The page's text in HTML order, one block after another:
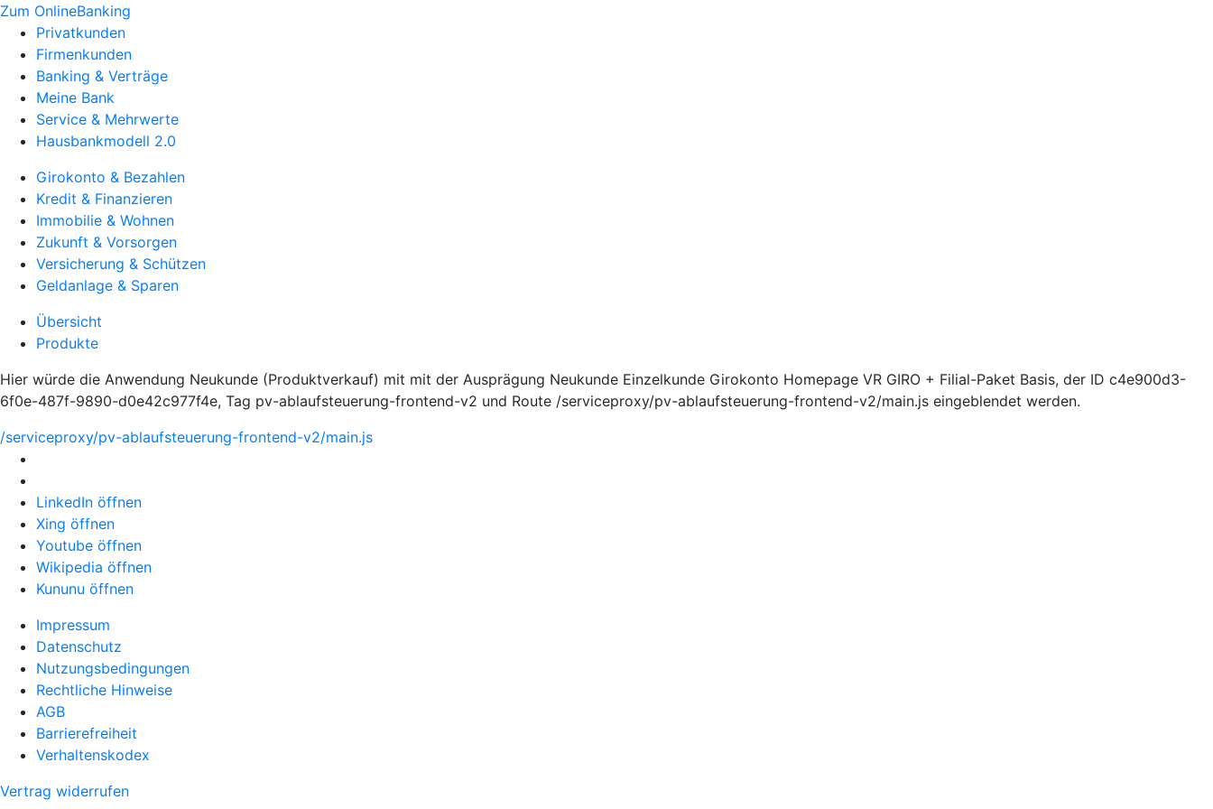
Zum OnlineBanking
Privatkunden
Firmenkunden
Banking & Verträge
Meine Bank
Service & Mehrwerte
Hausbankmodell 2.0
Girokonto & Bezahlen
Kredit & Finanzieren
Immobilie & Wohnen
Zukunft & Vorsorgen
Versicherung & Schützen
Geldanlage & Sparen
Übersicht
Produkte
Hier würde die Anwendung Neukunde (Produktverkauf) mit mit der Ausprägung Neukunde Einzelkunde Girokonto Homepage VR GIRO + Filial-Paket Basis, der ID c4e900d3-
6f0e-487f-9890-d0e42c977f4e, Tag pv-ablaufsteuerung-frontend-v2 und Route /serviceproxy/pv-ablaufsteuerung-frontend-v2/main.js eingeblendet werden.
/serviceproxy/pv-ablaufsteuerung-frontend-v2/main.js
LinkedIn öffnen
Xing öffnen
Youtube öffnen
Wikipedia öffnen
Kununu öffnen
Impressum
Datenschutz
Nutzungsbedingungen
Rechtliche Hinweise
AGB
Barrierefreiheit
Verhaltenskodex
Vertrag widerrufen